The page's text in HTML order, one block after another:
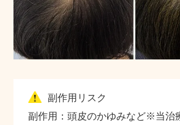
副作用リスク
副作用：頭皮のかゆみなど※当治